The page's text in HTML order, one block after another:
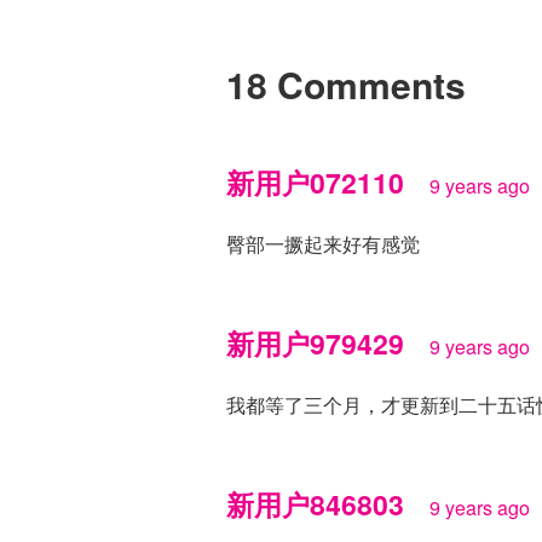
18 Comments
新用户072110 9 years ago
臀部一撅起来好有感觉
新用户979429 9 years ago
我都等了三个月，才更新到二十五
新用户846803 9 years ago